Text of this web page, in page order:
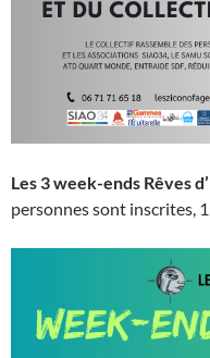
Les 3 week-ends Rêves
personnes sont inscrites,